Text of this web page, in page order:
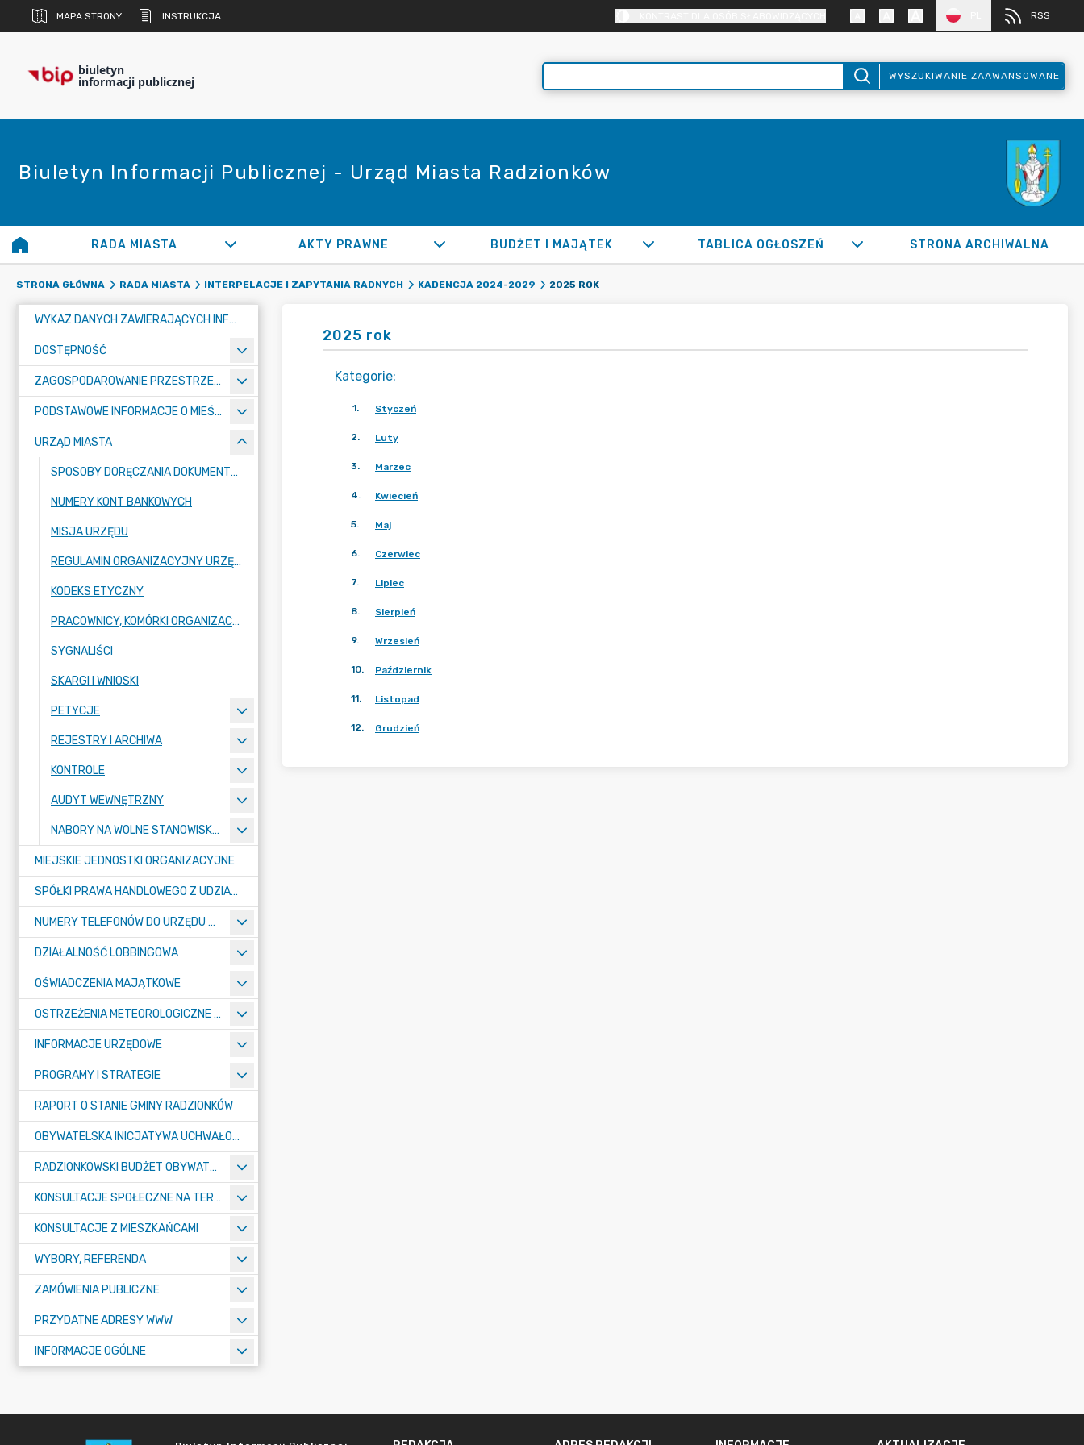
MAPA STRONY INSTRUKCJA RSS
biuletyn
informacji publicznej WYSZUKIWANIE ZAAWANSOWANE
Biuletyn Informacji Publicznej - Urząd Miasta Radzionków
RADA MIASTA AKTY PRAWNE BUDŻET I MAJĄTEK TABLICA OGŁOSZEŃ STRONA ARCHIWALNA
STRONA GŁÓWNA RADA MIASTA INTERPELACJE I ZAPYTANIA RADNYCH KADENCJA 2024-2029 2025 ROK
WYKAZ DANYCH ZAWIERAJĄCYCH INFORMACJE O ŚRODOWISKU I JEGO OCHRONIE
DOSTĘPNOŚĆ
ZAGOSPODAROWANIE PRZESTRZENNE
PODSTAWOWE INFORMACJE O MIEŚCIE
URZĄD MIASTA
SPOSOBY DORĘCZANIA DOKUMENTÓW DO URZĘDU MIASTA RADZIONKÓW
NUMERY KONT BANKOWYCH
MISJA URZĘDU
REGULAMIN ORGANIZACYJNY URZĘDU
KODEKS ETYCZNY
PRACOWNICY, KOMÓRKI ORGANIZACYJNE URZĘDU
SYGNALIŚCI
SKARGI I WNIOSKI
PETYCJE
REJESTRY I ARCHIWA
KONTROLE
AUDYT WEWNĘTRZNY
NABORY NA WOLNE STANOWISKA PRACY
MIEJSKIE JEDNOSTKI ORGANIZACYJNE
SPÓŁKI PRAWA HANDLOWEGO Z UDZIAŁEM GMINY
NUMERY TELEFONÓW DO URZĘDU MIASTA, MIEJSKICH JEDNOSTEK ORGANIZACYJNYCH ORAZ SPÓŁEK PRAWA HANDLOWEGO Z UDZIAŁEM GMINY
DZIAŁALNOŚĆ LOBBINGOWA
OŚWIADCZENIA MAJĄTKOWE
OSTRZEŻENIA METEOROLOGICZNE O ZŁYM STANIE POWIETRZA I INNE
INFORMACJE URZĘDOWE
PROGRAMY I STRATEGIE
RAPORT O STANIE GMINY RADZIONKÓW
OBYWATELSKA INICJATYWA UCHWAŁODAWCZA
RADZIONKOWSKI BUDŻET OBYWATELSKI
KONSULTACJE SPOŁECZNE NA TERENIE MIASTA RADZIONKÓW
KONSULTACJE Z MIESZKAŃCAMI
WYBORY, REFERENDA
ZAMÓWIENIA PUBLICZNE
PRZYDATNE ADRESY WWW
INFORMACJE OGÓLNE
2025 rok
Kategorie:
1. Styczeń
2. Luty
3. Marzec
4. Kwiecień
5. Maj
6. Czerwiec
7. Lipiec
8. Sierpień
9. Wrzesień
10. Październik
11. Listopad
12. Grudzień